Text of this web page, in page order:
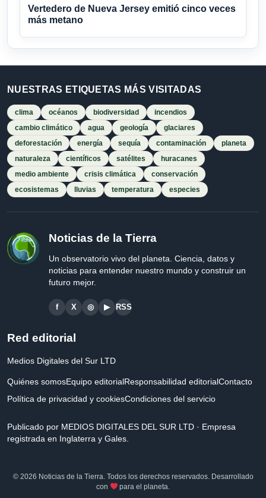
Vertedero de Nueva Jersey emitió cinco veces
más metano
NUESTRAS ETIQUETAS MÁS VISITADAS
clima océanos biodiversidad
incendios
cambio climático
agua geología
glaciares
deforestación
energía sequía contaminación
planeta
naturaleza
científicos satélites
huracanes
medio ambiente
crisis climática
conservación
ecosistemas
lluvias temperatura especies
Noticias de la Tierra
Un observatorio vivo del planeta. Ciencia, datos y
noticias para entender nuestro mundo y construir un
futuro mejor.
f X ◎ ▶ RSS
Red editorial
Medios Digitales del Sur LTD
Quiénes somosEquipo editorialResponsabilidad editorialContacto
Política de privacidad y cookiesCondiciones del servicio
Publicado por MEDIOS DIGITALES DEL SUR LTD · Empresa
registrada en Inglaterra y Gales.
© 2026 Noticias de la Tierra. Todos los derechos reservados. Desarrollado
con
para el planeta.